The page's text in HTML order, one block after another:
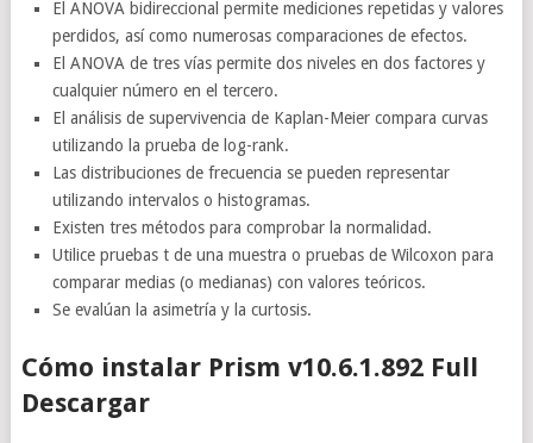
El ANOVA bidireccional permite mediciones repetidas y valores
perdidos, así como numerosas comparaciones de efectos.
El ANOVA de tres vías permite dos niveles en dos factores y
cualquier número en el tercero.
El análisis de supervivencia de Kaplan-Meier compara curvas
utilizando la prueba de log-rank.
Las distribuciones de frecuencia se pueden representar
utilizando intervalos o histogramas.
Existen tres métodos para comprobar la normalidad.
Utilice pruebas t de una muestra o pruebas de Wilcoxon para
comparar medias (o medianas) con valores teóricos.
Se evalúan la asimetría y la curtosis.
Cómo instalar Prism v10.6.1.892 Full
Descargar